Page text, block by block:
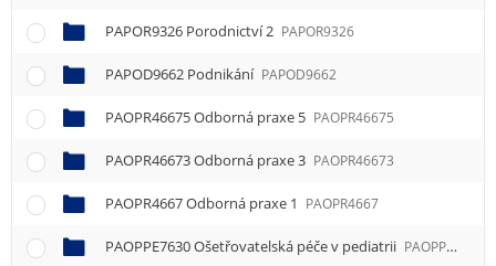
PAPOR9326 Porodnictví 2 PAPOR9326
PAPOD9662 Podnikání PAPOD9662
PAOPR46675 Odborná praxe 5 PAOPR46675
PAOPR46673 Odborná praxe 3 PAOPR46673
PAOPR4667 Odborná praxe 1 PAOPR4667
PAOPPE7630 Ošetřovatelská péče v pediatrii PAOPPE7630